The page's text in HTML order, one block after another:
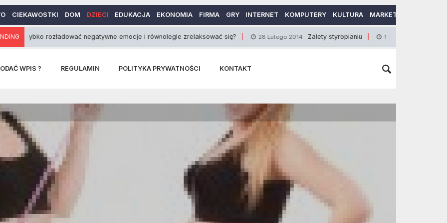
CIEKAWOSTKI DOM DZIECI EDUKACJA EKONOMIA FIRMA GRY INTERNET KOMPUTERY KULTURA MARKETING
rozładować negatywne emocje i równolegle zrelaksować się? 28 Lutego 2014 Zalety styropianiu 15 Kwietnia 2015
WPIS ? REGULAMIN POLITYKA PRYWATNOŚCI KONTAKT